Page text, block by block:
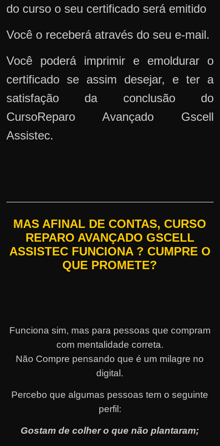
do curso o seu certificado será emitido
Você o receberá através do seu e-mail.
Você poderá imprimir e emoldurar o
certificado se assim desejar, e ter a
satisfação da conclusão do
CursoReparo Avançado Gscell
Assistec.
MAS AFINAL DE CONTAS, CURSO
REPARO AVANÇADO GSCELL
ASSISTEC FUNCIONA ? CUMPRE O
QUE PROMETE?
Funciona sim, mas para pessoas que compram
com mentalidade correta.
Não Compre pensando que é um milagre no
digital.
Percebo que algumas pessoas tem o seguinte
perfil:
Gostam de colher o que não plantaram;